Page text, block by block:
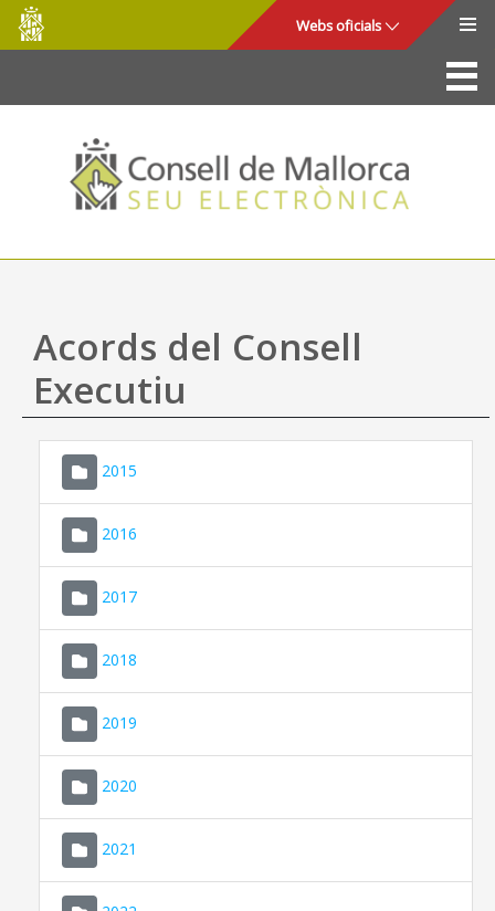
Salta al contingut principal
Consell
de
Mallorca
Webs oficials
La Seu
Consell de Mallorca
Accés i seguretat
Utilitats
Ajuda
Acords del Consell
Executiu
2015
2016
2017
2018
2019
2020
2021